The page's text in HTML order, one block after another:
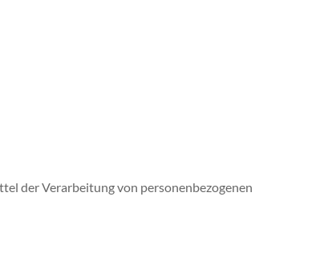
der Verarbeitung von personenbezogenen